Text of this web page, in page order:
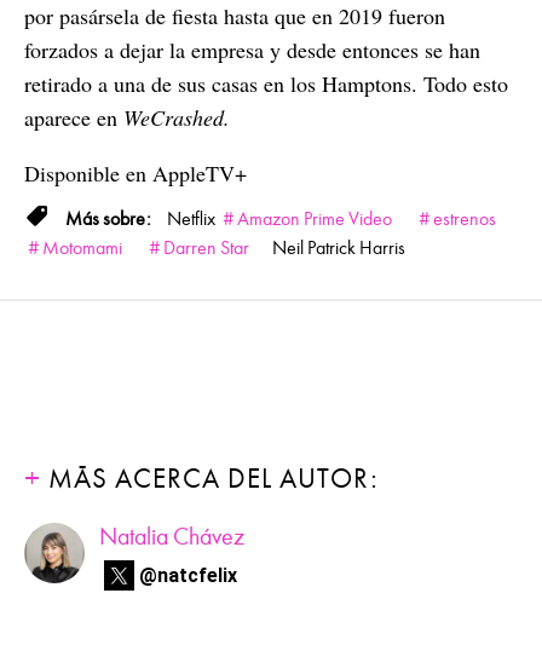
por pasársela de fiesta hasta que en 2019 fueron
forzados a dejar la empresa y desde entonces se han
retirado a una de sus casas en los Hamptons. Todo esto
aparece en WeCrashed.
Disponible en AppleTV+
Netflix Amazon Prime Video
estrenos
Motomami
Darren Star Neil Patrick Harris
MÁS ACERCA DEL AUTOR:
Natalia Chávez
@natcfelix